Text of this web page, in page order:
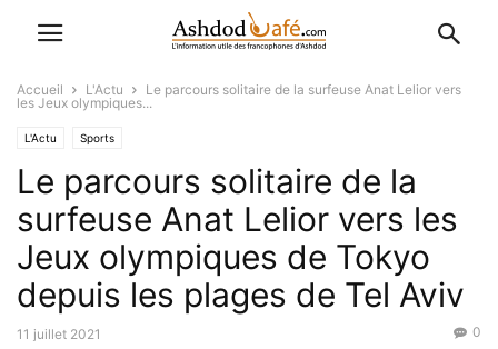
Accueil L'Actu
Le parcours solitaire de la surfeuse Anat Lelior vers
les Jeux olympiques...
L'Actu Sports
Le parcours solitaire de la
surfeuse Anat Lelior vers les
Jeux olympiques de Tokyo
depuis les plages de Tel Aviv
11 juillet 2021 0